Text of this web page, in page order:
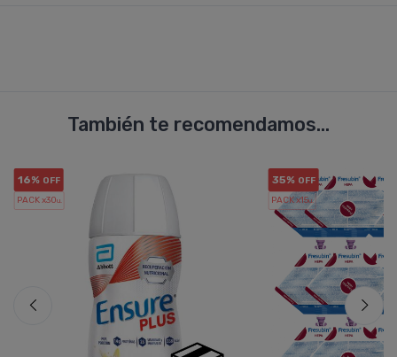
También te recomendamos...
16% OFF
PACK x30u.
35% OFF
PACK x15u.